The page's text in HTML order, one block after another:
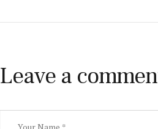
Leave a